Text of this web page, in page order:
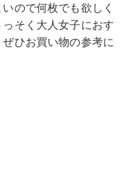
ので何枚でも欲しく
そく大人女子におす
ひお買い物の参考に